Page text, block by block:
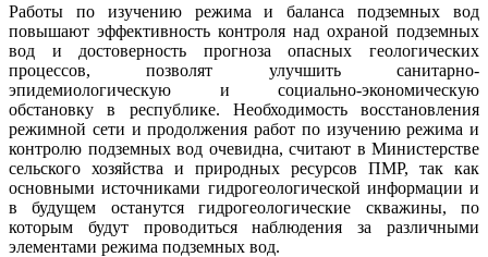
Работы по изучению режима и баланса подземных вод
повышают эффективность контроля над охраной подземных
вод и достоверность прогноза опасных геологических
процессов, позволят улучшить санитарно-
эпидемиологическую и социально-экономическую
обстановку в республике. Необходимость восстановления
режимной сети и продолжения работ по изучению режима и
контролю подземных вод очевидна, считают в Министерстве
сельского хозяйства и природных ресурсов ПМР, так как
основными источниками гидрогеологической информации и
в будущем останутся гидрогеологические скважины, по
которым будут проводиться наблюдения за различными
элементами режима подземных вод.